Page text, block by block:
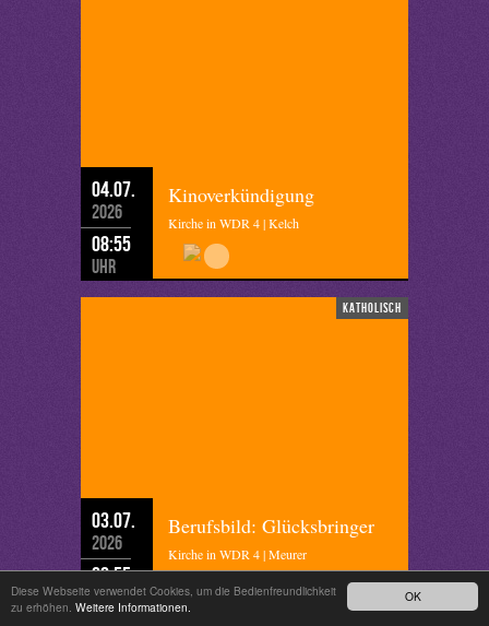
OK
Diese Webseite verwendet Cookies, um die Bedienfreundlichkeit
zu erhöhen. Weitere Informationen.
04.07.
2026
08:55
Uhr
Kinoverkündigung
Kirche in WDR 4 | Kelch
katholisch
03.07.
2026
08:55
Uhr
Berufsbild: Glücksbringer
Kirche in WDR 4 | Meurer